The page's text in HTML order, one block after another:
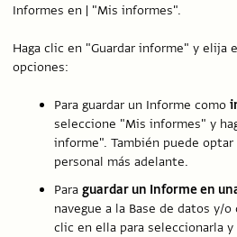
Informes en | "Mis informes".
Haga clic en "Guardar informe" y elija
opciones:
Para guardar un Informe como
seleccione "Mis informes" y
informe". También puede
personal más adelante.
Para guardar un Informe en
navegue a la Base de datos y/
clic en ella para seleccionarla y